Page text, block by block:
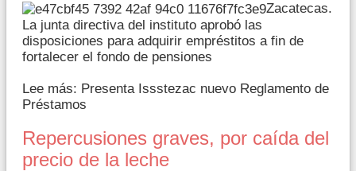
Zacatecas.
La junta directiva del instituto aprobó las
disposiciones para adquirir empréstitos a fin de
fortalecer el fondo de pensiones
Lee más: Presenta Issstezac nuevo Reglamento de
Préstamos
Repercusiones graves, por caída del
precio de la leche